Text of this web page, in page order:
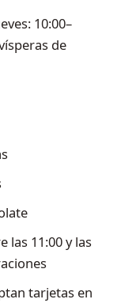
10:00–
de
las 11:00 y las
tarjetas en